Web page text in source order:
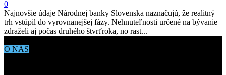
0
Najnovšie údaje Národnej banky Slovenska naznačujú, že realitný
trh vstúpil do vyrovnanejšej fázy. Nehnuteľnosti určené na bývanie
zdraželi aj počas druhého štvrťroka, no rast...
O NÁS